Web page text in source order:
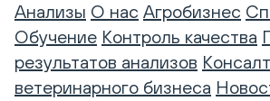
Анализы О нас Агробизнес
Обучение Контроль качества
результатов анализов
ветеринарного бизнеса